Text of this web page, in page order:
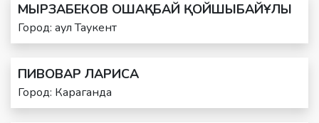
МЫРЗАБЕКОВ ОШАҚБАЙ ҚОЙШЫБАЙҰЛЫ
Город: аул Таукент
ПИВОВАР ЛАРИСА
Город: Караганда